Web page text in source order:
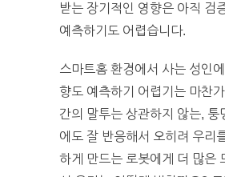
받는 장기적인 영향은 아직 검
예측하기도 어렵습니다.
스마트홈 환경에서 사는 성인
향도 예측하기 어렵기는 마찬
간의 말투는 상관하지 않는, 퉁
에도 잘 반응해서 오히려 우리
하게 만드는 로봇에게 더 많은